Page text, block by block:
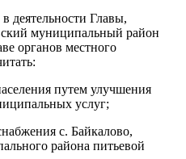
деятельности Главы,
муниципальный район
органов местного
путем улучшения
услуг;
с. Байкалово,
района питьевой